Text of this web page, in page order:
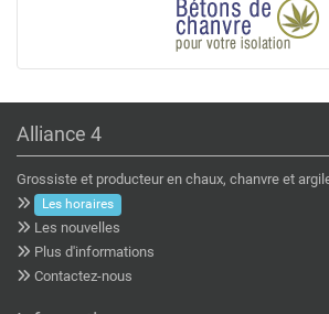
Alliance 4
Grossiste et producteur en chaux, chanvre et
Les horaires
Les nouvelles
Plus d'informations
Contactez-nous